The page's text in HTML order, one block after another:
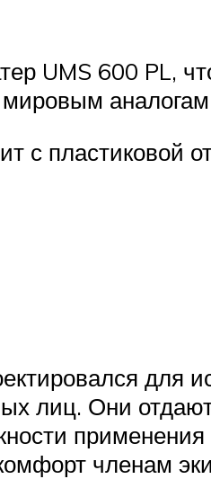
UMS 600 PL,
мировым аналогам
с пластиковой
для
лиц. Они
членам